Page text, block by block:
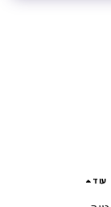
עוד